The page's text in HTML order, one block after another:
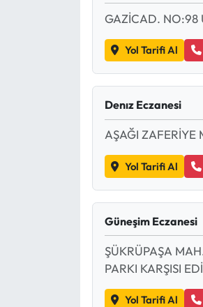
GAZİCAD. NO:98
Yol Tarifi Al
Denız Eczanesi
AŞAĞI
Yol Tarifi Al
Güneşim Eczanesi
ŞÜKRÜPAŞA
PARKI KARŞISI
Yol Tarifi Al
Mecitözü Haberleri
Ortaköy Haberleri
Osmancık Haberleri
Otomotiv
Resmi Reklam